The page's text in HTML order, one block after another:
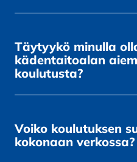
Täytyykö minulla
kädentaitoalan
koulutusta?
Voiko koulutuksen
kokonaan verkossa?